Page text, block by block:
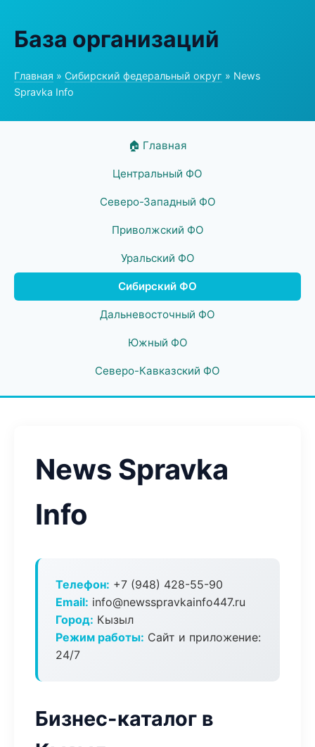
База организаций
Главная » Сибирский федеральный округ » News
Spravka Info
🏠 Главная
Центральный ФО
Северо-Западный ФО
Приволжский ФО
Уральский ФО
Сибирский ФО
Дальневосточный ФО
Южный ФО
Северо-Кавказский ФО
News Spravka
Info
Телефон: +7 (948) 428-55-90
Email: info@newsspravkainfo447.ru
Город: Кызыл
Режим работы: Сайт и приложение:
24/7
Бизнес-каталог в